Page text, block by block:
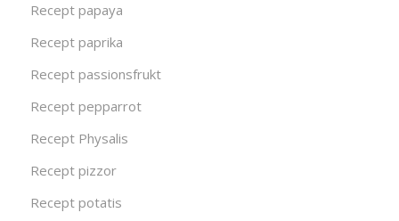
Recept papaya
Recept paprika
Recept passionsfrukt
Recept pepparrot
Recept Physalis
Recept pizzor
Recept potatis